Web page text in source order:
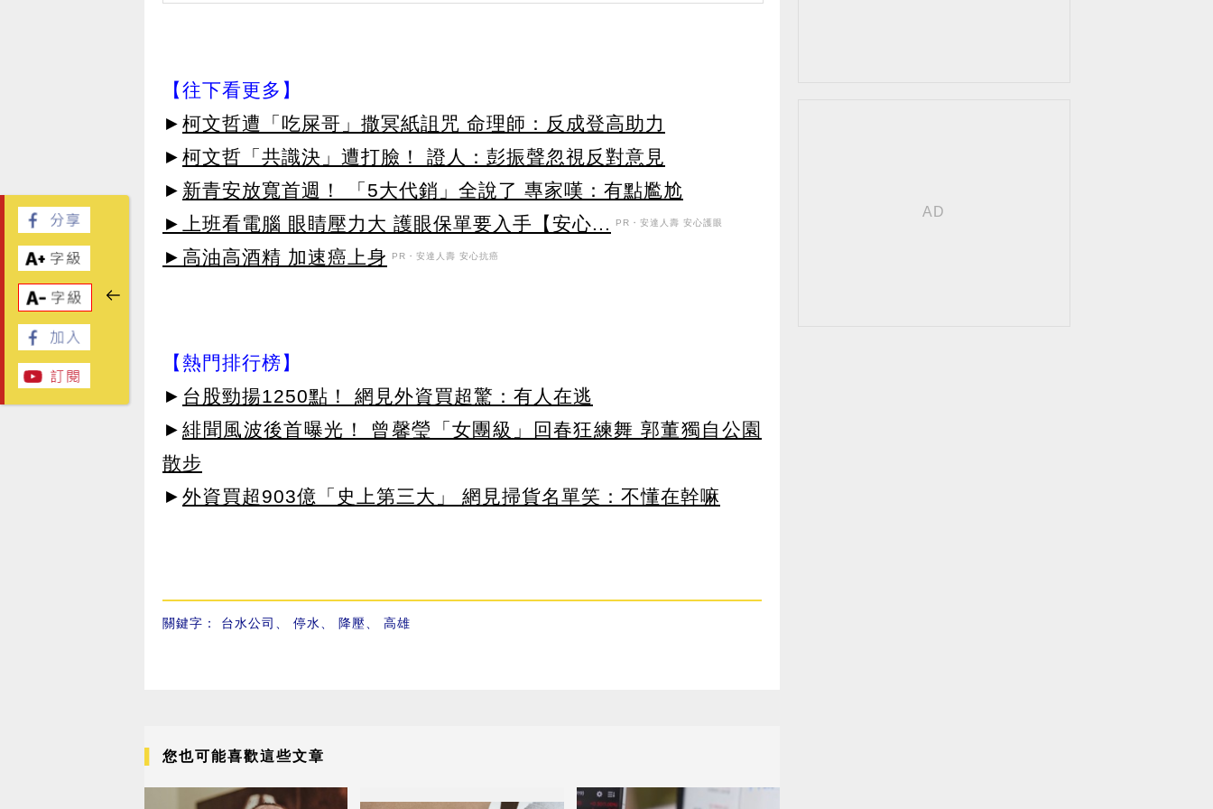
【往下看更多】
► 柯文哲遭「吃屎哥」撒冥紙詛咒 命理師：反成登高助力
► 柯文哲「共識決」遭打臉！ 證人：彭振聲忽視反對意見
► 新青安放寬首週！ 「5大代銷」全說了 專家嘆：有點尷尬
►上班看電腦 眼睛壓力大 護眼保單要入手【安心...
PR・安達人壽 安心護眼
►高油高酒精 加速癌上身 PR・安達人壽 安心抗癌
【熱門排行榜】
► 台股勁揚1250點！ 網見外資買超驚：有人在逃
► 緋聞風波後首曝光！ 曾馨瑩「女團級」回春狂練舞 郭董獨自公園
散步
► 外資買超903億「史上第三大」 網見掃貨名單笑：不懂在幹嘛
關鍵字： 台水公司 停水 降壓 高雄
您也可能喜歡這些文章